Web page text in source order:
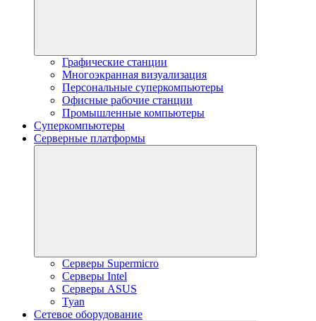
Графические станции
Многоэкранная визуализация
Персональные суперкомпьютеры
Офисные рабочие станции
Промышленные компьютеры
Суперкомпьютеры
Серверные платформы
Серверы Supermicro
Серверы Intel
Серверы ASUS
Tyan
Сетевое оборудование